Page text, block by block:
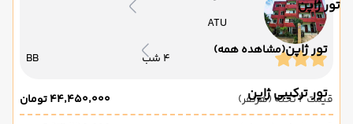
تور ژاپن
تور ژاپن(مشاهده همه)
تور ترکیبی ژاپن
ATU
4 شب BB
قیمت 2 تخته (هرنفر)
۴۴٬۴۵۰٬۰۰۰ تومان